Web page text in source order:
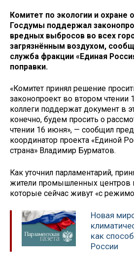
Комитет по экологии и
Госдумы поддержал
вредных выбросов во всех
загрязнённым воздухом,
служба фракции «Единая
поправки.
«Комитет принял решение
законопроект во втором чтении
коллеги поддержат документ в
конечно, будем просить о
чтении 16 июня», — сообщил
координатор проекта «Единой
страна» Владимир Бурматов.
Как уточнил парламентарий,
жители промышленных центров
которые сейчас живут «с
Новая
как
России